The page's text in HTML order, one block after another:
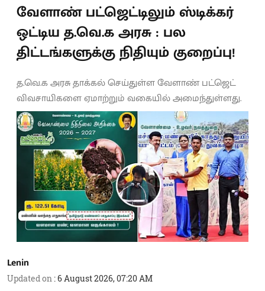
வேளாண் பட்ஜெட்டிலும் ஸ்டிக்கர்
ஒட்டிய த.வெ.க அரசு : பல
திட்டங்களுக்கு நிதியும் குறைப்பு!
த.வெ.க அரசு தாக்கல் செய்துள்ள வேளாண் பட்ஜெட்
விவசாயிகளை ஏமாற்றும் வகையில் அமைந்துள்ளது.
Lenin
Updated on :6 August 2026, 07:20 AM